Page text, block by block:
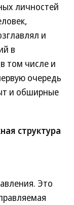
личностей
и
в
том числе и
очередь
и обширные
структура
Это